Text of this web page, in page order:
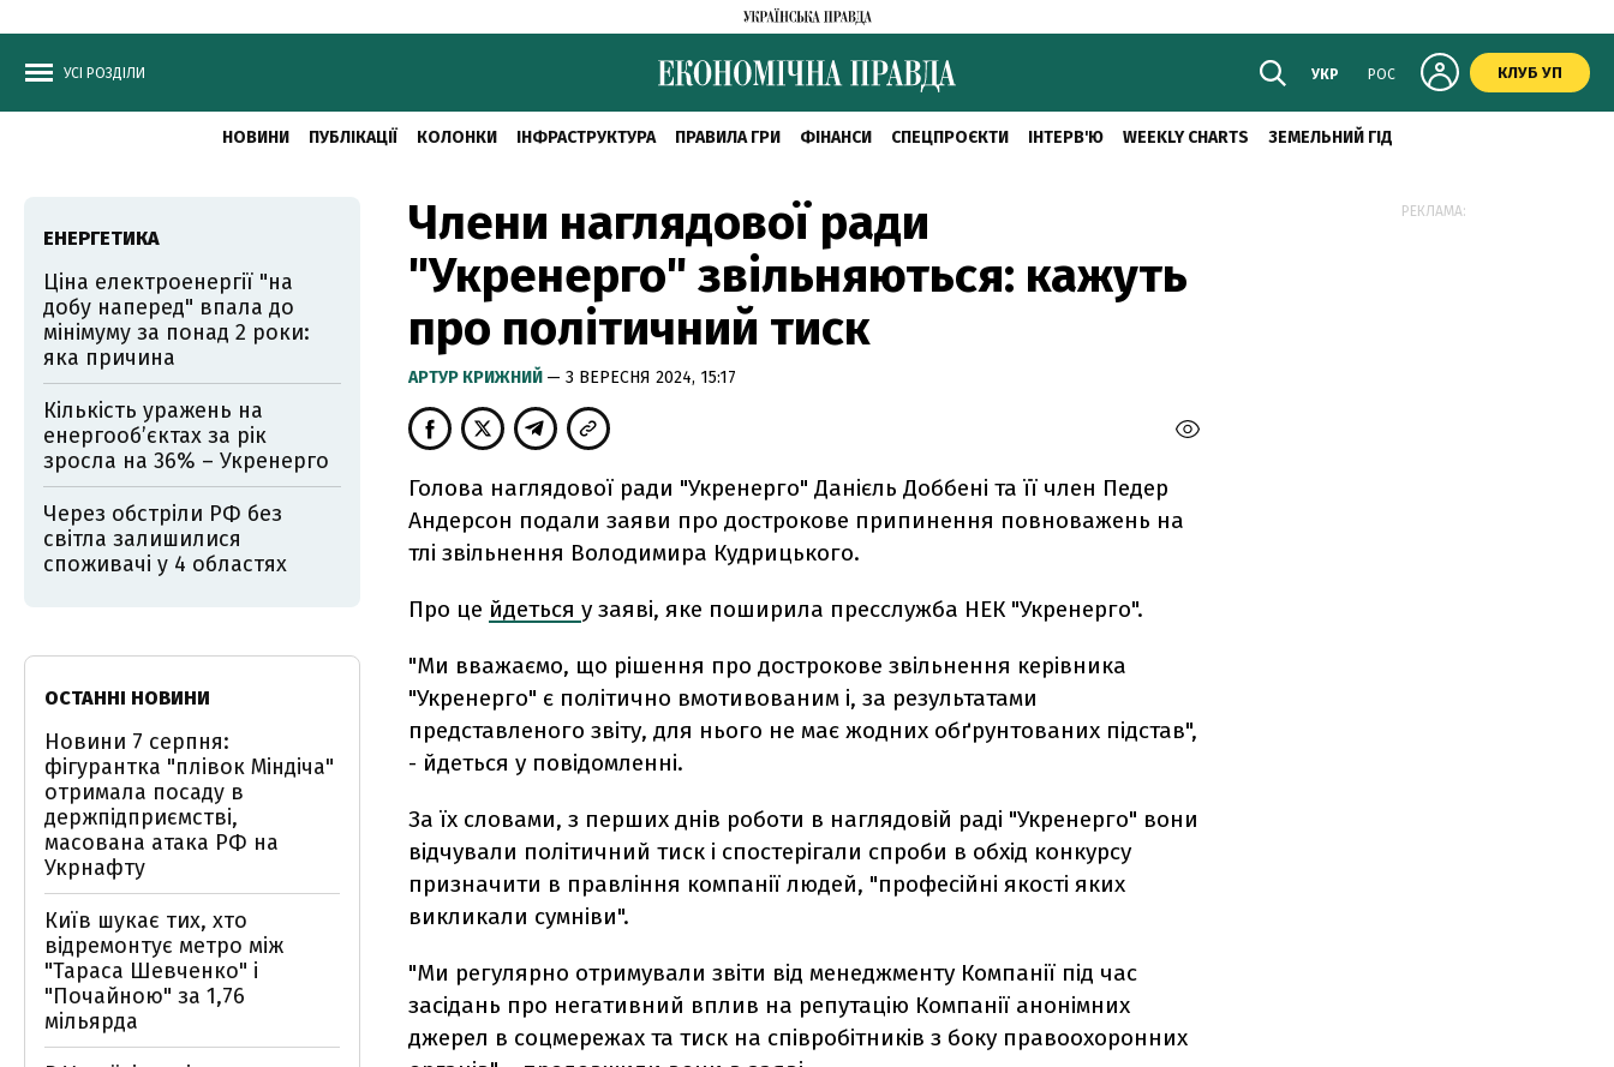
УСІ РОЗДІЛИ УКР РОС КЛУБ УП
НОВИНИ ПУБЛІКАЦІЇ КОЛОНКИ ІНФРАСТРУКТУРА ПРАВИЛА ГРИ ФІНАНСИ СПЕЦПРОЄКТИ ІНТЕРВ'Ю WEEKLY CHARTS ЗЕМЕЛЬНИЙ ГІД
Члени наглядової ради
"Укренерго" звільняються: кажуть
про політичний тиск
АРТУР КРИЖНИЙ — 3 ВЕРЕСНЯ 2024, 15:17
Голова наглядової ради "Укренерго" Данієль Доббені та її член Педер
Андерсон подали заяви про дострокове припинення повноважень на
тлі звільнення Володимира Кудрицького.
Про це йдеться у заяві, яке поширила пресслужба НЕК "Укренерго".
"Ми вважаємо, що рішення про дострокове звільнення керівника
"Укренерго" є політично вмотивованим і, за результатами
представленого звіту, для нього не має жодних обґрунтованих підстав",
- йдеться у повідомленні.
За їх словами, з перших днів роботи в наглядовій раді "Укренерго" вони
відчували політичний тиск і спостерігали спроби в обхід конкурсу
призначити в правління компанії людей, "професійні якості яких
викликали сумніви".
"Ми регулярно отримували звіти від менеджменту Компанії під час
засідань про негативний вплив на репутацію Компанії анонімних
джерел в соцмережах та тиск на співробітників з боку правоохоронних
ЕНЕРГЕТИКА
Ціна електроенергії "на
добу наперед" впала до
мінімуму за понад 2 роки:
яка причина
Кількість уражень на
енергооб’єктах за рік
зросла на 36% – Укренерго
Через обстріли РФ без
світла залишилися
споживачі у 4 областях
ОСТАННІ НОВИНИ
Новини 7 серпня:
фігурантка "плівок Міндіча"
отримала посаду в
держпідприємстві,
масована атака РФ на
Укрнафту
Київ шукає тих, хто
відремонтує метро між
"Тараса Шевченко" і
"Почайною" за 1,76
мільярда
РЕКЛАМА: